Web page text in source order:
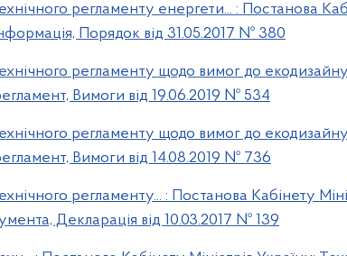
регламенту енергети... : Постанова
Порядок від 31.05.2017 № 380
регламенту щодо вимог до екодизайну
Вимоги від 19.06.2019 № 534
регламенту щодо вимог до екодизайну
Вимоги від 14.08.2019 № 736
регламенту... : Постанова Кабінету
Декларація від 10.03.2017 № 139